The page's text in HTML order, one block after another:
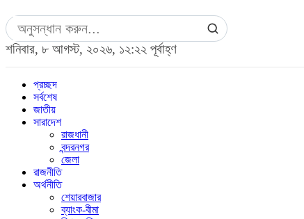
শনিবার, ৮ আগস্ট, ২০২৬, ১২:২২ পূর্বাহ্ণ
প্রচ্ছদ
সর্বশেষ
জাতীয়
সারাদেশ
রাজধানী
বন্দরনগর
জেলা
রাজনীতি
অর্থনীতি
শেয়ারবাজার
ব্যাংক-বীমা